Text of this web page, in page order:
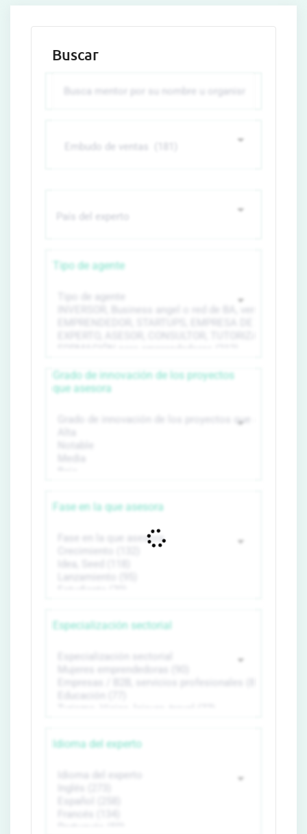
Buscar
Tipo de agente
Grado de innovación de los proyectos
que asesora
Fase en la que asesora
Especialización sectorial
Idioma del experto